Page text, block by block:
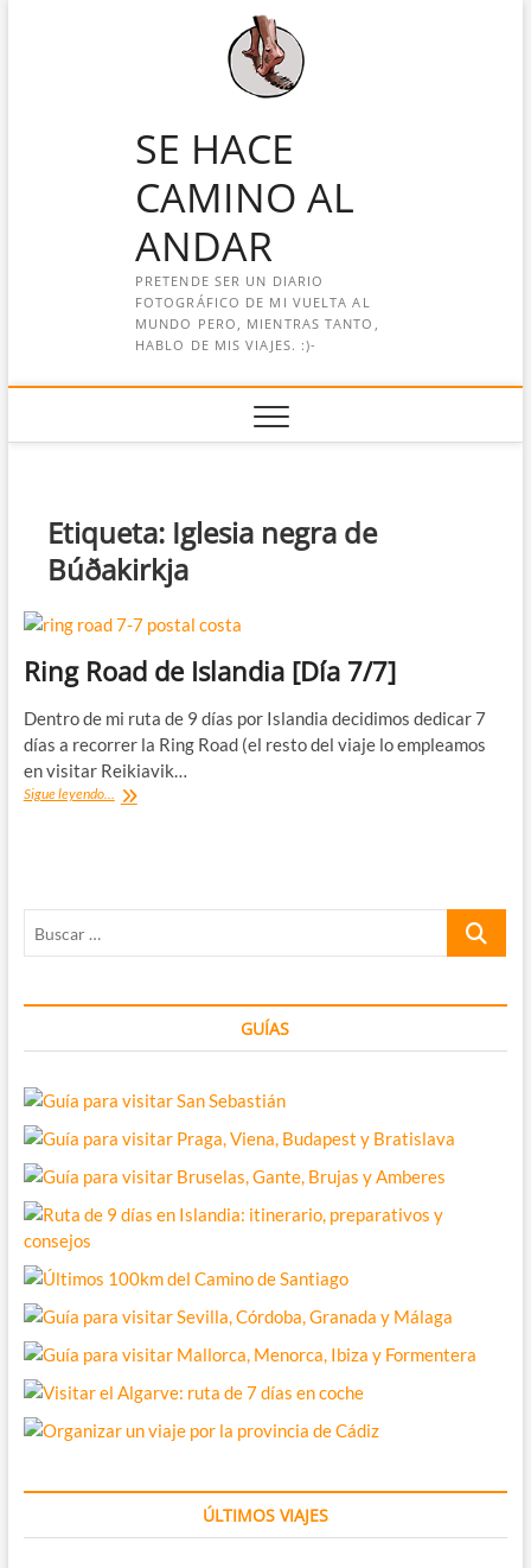
SE HACE
CAMINO AL
ANDAR
PRETENDE SER UN DIARIO
FOTOGRÁFICO DE MI VUELTA AL
MUNDO PERO, MIENTRAS TANTO,
HABLO DE MIS VIAJES. :)-
Etiqueta: Iglesia negra de
Búðakirkja
Ring Road de Islandia [Día 7/7]
Dentro de mi ruta de 9 días por Islandia decidimos dedicar 7
días a recorrer la Ring Road (el resto del viaje lo empleamos
en visitar Reikiavik…
Sigue leyendo... Ring
Buscar
GUÍAS
ÚLTIMOS VIAJES